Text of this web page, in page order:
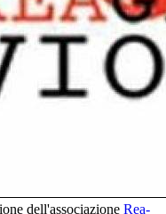
dell'associazione Rea-